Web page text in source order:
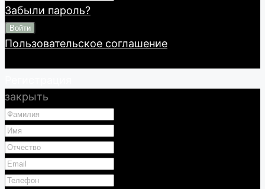
Забыли пароль?
Войти
Пользовательское соглашение
закрыть